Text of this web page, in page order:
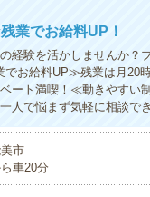
業でお給料UP！
経験を活かしませんか？
でお給料UP≫残業は月20
ート満喫！≪動きやす
人で悩まず気軽に相談で
市
車20分